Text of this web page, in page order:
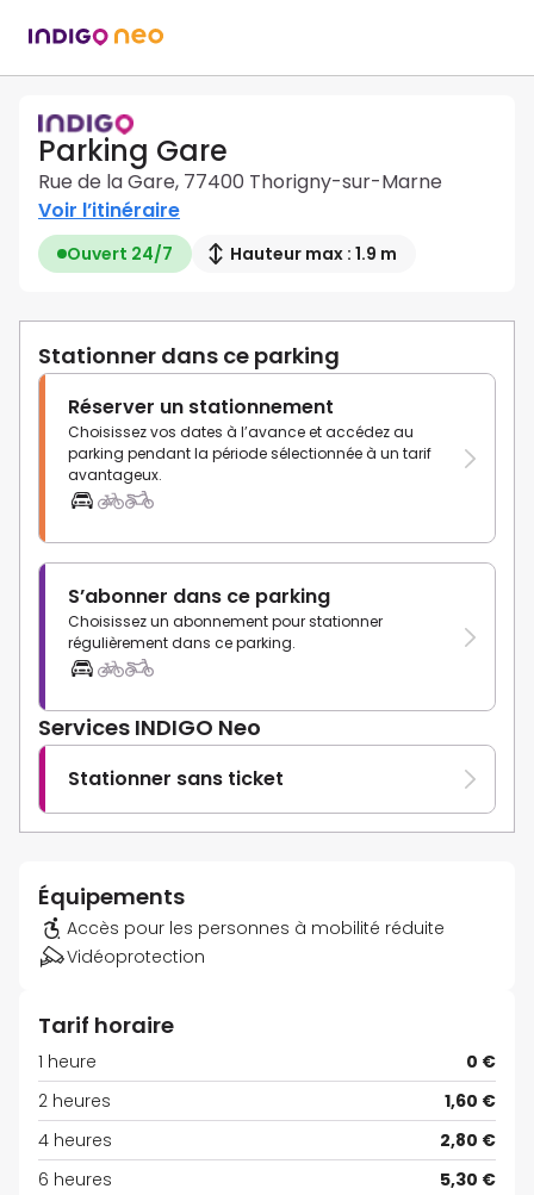
Parking Gare
Rue de la Gare, 77400 Thorigny-sur-Marne
Voir l’itinéraire
Ouvert 24/7 Hauteur max : 1.9 m
Stationner dans ce parking
Réserver un stationnement
Choisissez vos dates à l’avance et accédez au
parking pendant la période sélectionnée à un tarif
avantageux.
S’abonner dans ce parking
Choisissez un abonnement pour stationner
régulièrement dans ce parking.
Services INDIGO Neo
Stationner sans ticket
Équipements
Accès pour les personnes à mobilité réduite
Vidéoprotection
Tarif horaire
1 heure
0 €
2 heures
1,60 €
4 heures
2,80 €
6 heures
5,30 €